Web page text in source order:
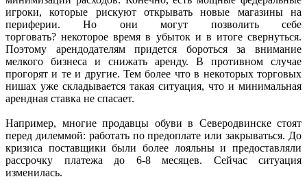
игроки, которые рискуют открывать новые магазины на
периферии. Но они могут позволить себе
торговать? некоторое время в убыток и в итоге свернуться.
Поэтому арендодателям придется бороться за внимание
мелкого бизнеса и снижать аренду. В противном случае
прогорят и те и другие. Тем более что в некоторых торговых
нишах уже складывается такая ситуация, что и минимальная
арендная ставка не спасает.
Например, многие продавцы обуви в Северодвинске стоят
перед дилеммой: работать по предоплате или закрываться. До
кризиса поставщики были более лояльны и предоставляли
рассрочку платежа до 6-8 месяцев. Сейчас ситуация
изменилась.